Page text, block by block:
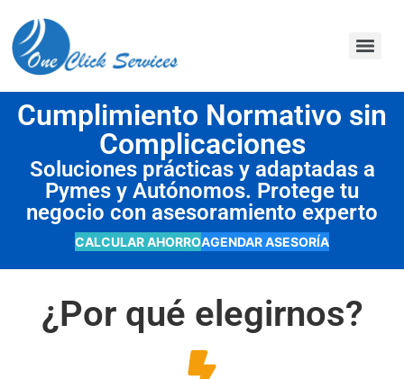
Cumplimiento Normativo sin
Complicaciones
Soluciones prácticas y adaptadas a
Pymes y Autónomos. Protege tu
negocio con asesoramiento experto
CALCULAR AHORROAGENDAR ASESORÍA
¿Por qué elegirnos?